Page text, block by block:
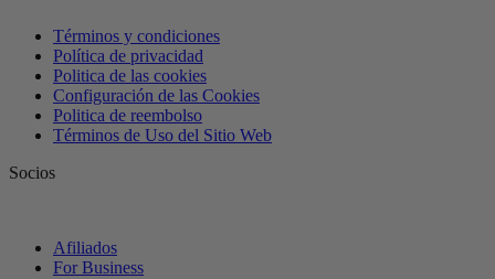
Términos y condiciones
Política de privacidad
Politica de las cookies
Configuración de las Cookies
Politica de reembolso
Términos de Uso del Sitio Web
Socios
Afiliados
For Business